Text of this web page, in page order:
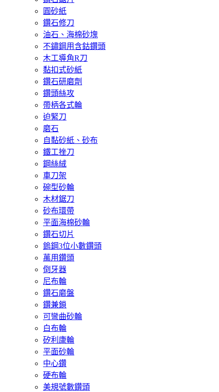
圓砂紙
鑽石修刀
油石、海棉砂塊
不鏽鋼用含鈷鑽頭
木工導角R刀
黏扣式砂紙
鑽石研磨劑
鑽頭絲攻
帶柄各式輪
迫緊刀
磨石
自黏砂紙、砂布
鐵工挫刀
鋼絲絨
車刀架
碗型砂輪
木材鋸刀
砂布環帶
平面海棉砂輪
鑽石切片
鎢鋼3位小數鑽頭
萬用鑽頭
倒牙器
尼布輪
鑽石磨盤
鑽兼鎖
可彎曲砂輪
白布輪
矽利康輪
平面砂輪
中心鑽
硬布輪
美規號數鑽頭